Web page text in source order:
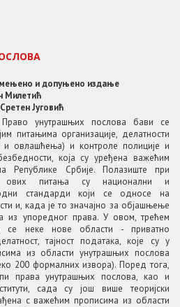
и допуњено издање
Милетић
Југовић
Право унутрашњих послова бави се
питањима организације, делатности
и овлашћења) и контроле полиције и
која су уређена важећим
Републике Србије. Полазиште при
ових питања су национални и
стандарди који се односе на
и, када је то значајно за објашњење
из упоредног права. У овом, трећем
се неке нове области - приватно
тајност података, које су у
из области унутрашњих послова
200 формалних извора). Поред тога,
права унутрашњих послова, као и
сада су још више теоријски
с важећим прописима из области